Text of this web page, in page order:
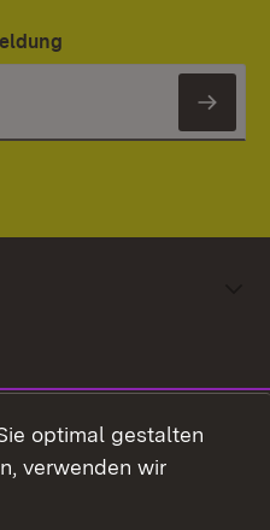
optimal gestalten
verwenden wir